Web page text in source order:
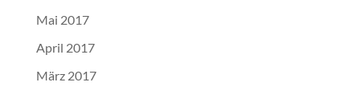
Mai 2017
April 2017
März 2017